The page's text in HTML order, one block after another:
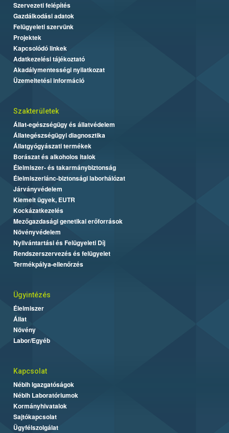
Szervezeti felépítés
Gazdálkodási adatok
Felügyeleti szervünk
Projektek
Kapcsolódó linkek
Adatkezelési tájékoztató
Akadálymentességi nyilatkozat
Üzemeltetési információ
Szakterületek
Állat-egészségügy és állatvédelem
Állategészségügyi diagnosztika
Állatgyógyászati termékek
Borászat és alkoholos italok
Élelmiszer- és takarmánybiztonság
Élelmiszerlánc-biztonsági laborhálózat
Járványvédelem
Kiemelt ügyek, EUTR
Kockázatkezelés
Mezőgazdasági genetikai erőforrások
Növényvédelem
Nyilvántartási és Felügyeleti Díj
Rendszerszervezés és felügyelet
Termékpálya-ellenőrzés
Ügyintézés
Élelmiszer
Állat
Növény
Labor/Egyéb
Kapcsolat
Nébih Igazgatóságok
Nébih Laboratóriumok
Kormányhivatalok
Sajtókapcsolat
Ügyfélszolgálat